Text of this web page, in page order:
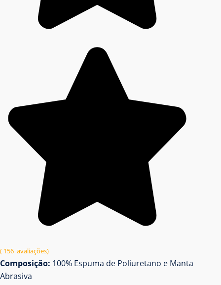
( 156 avaliações)
Composição: 100% Espuma de Poliuretano e Manta
Abrasiva